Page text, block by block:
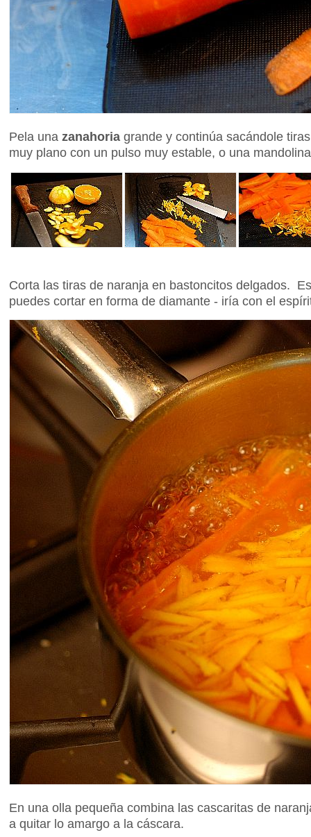
Pela una zanahoria grande y continúa sacándole
muy plano con un pulso muy estable, o una
Corta las tiras de naranja en bastoncitos delgados.
puedes cortar en forma de diamante - iría con el
En una olla pequeña combina las cascaritas de
a quitar lo amargo a la cáscara.